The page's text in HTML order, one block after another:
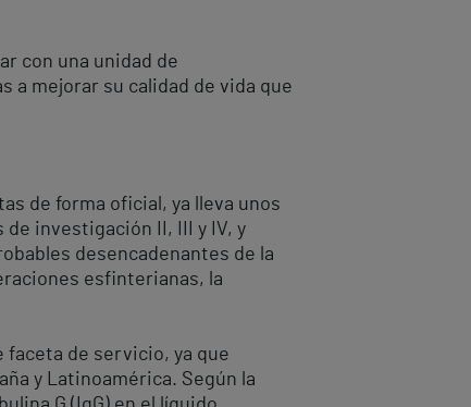
con una unidad de
a mejorar su calidad de vida que
de forma oficial, ya lleva unos
investigación II, III y IV, y
desencadenantes de la
esfinterianas, la
faceta de servicio, ya que
y Latinoamérica. Según la